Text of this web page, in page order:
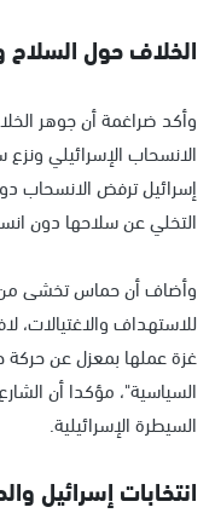
الخلاف حول السلاح
وأكد ضراغمة أن جوهر
الانسحاب الإسرائيلي
إسرائيل ترفض الانسحاب
التخلي عن سلاحها دون
وأضاف أن حماس تخشى من
للاستهداف والاغتيالات،
غزة عملها بمعزل عن
السياسية"، مؤكدا أن
السيطرة الإسرائيلية.
انتخابات إسرائيل